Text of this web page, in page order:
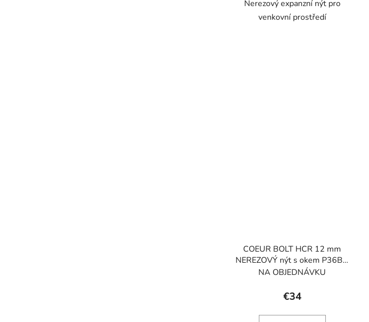
Nerezový expanzní nýt pro
venkovní prostředí
COEUR BOLT HCR 12 mm
NEREZOVÝ nýt s okem P36BH
12+P36AH 12
NA OBJEDNÁVKU
€34